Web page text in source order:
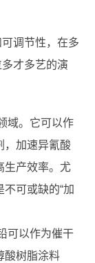
调节性，在多
才多艺的演
域。它可以作
，加速异氰酸
生产效率。尤
可或缺的“加
可以作为催干
酸树脂涂料